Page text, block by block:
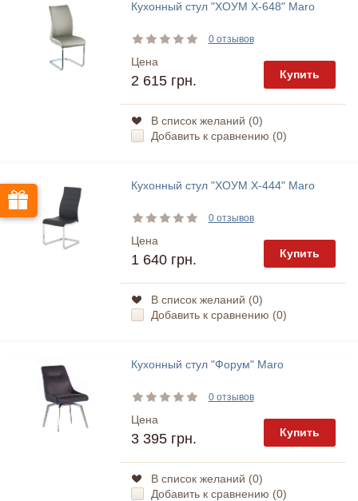
Кухонный стул "ХОУМ Х-648" Maro
0 отзывов
Цена
2 615 грн. Купить
В список желаний (0)
Добавить к сравнению (0)
Кухонный стул "ХОУМ Х-444" Maro
0 отзывов
Цена
1 640 грн. Купить
В список желаний (0)
Добавить к сравнению (0)
Кухонный стул "Форум" Maro
0 отзывов
Цена
3 395 грн. Купить
В список желаний (0)
Добавить к сравнению (0)